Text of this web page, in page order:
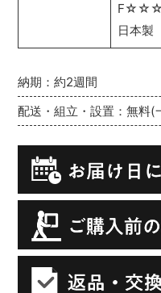
納期：約2週間
配送・組立・設置：無料(
日本製